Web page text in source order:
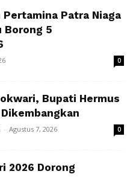
Pertamina Patra Niaga
Borong 5
0
Bupati Hermus
- Agustus 7, 2026 0
2026 Dorong